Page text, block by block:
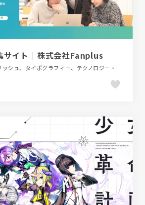
サイト｜株式会社Fanplus
グリーン系、スタイリッシュ、タイポグラフィー、テクノロジー・サイエンス、ポップ、新卒・中途採用サイト